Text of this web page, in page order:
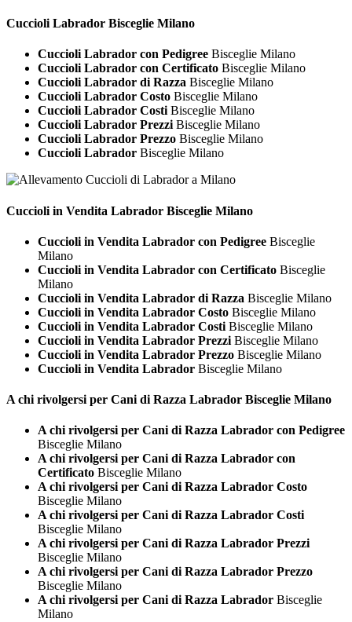
Cuccioli Labrador Bisceglie Milano
Cuccioli Labrador con Pedigree Bisceglie Milano
Cuccioli Labrador con Certificato Bisceglie Milano
Cuccioli Labrador di Razza Bisceglie Milano
Cuccioli Labrador Costo Bisceglie Milano
Cuccioli Labrador CostiBisceglie Milano
Cuccioli Labrador PrezziBisceglie Milano
Cuccioli Labrador Prezzo Bisceglie Milano
Cuccioli Labrador Bisceglie Milano
Cuccioli in Vendita Labrador Bisceglie Milano
Cuccioli in Vendita Labrador con Pedigree Bisceglie
Milano
Cuccioli in Vendita Labrador con Certificato Bisceglie
Milano
Cuccioli in Vendita Labrador di Razza Bisceglie Milano
Cuccioli in Vendita Labrador Costo Bisceglie Milano
Cuccioli in Vendita Labrador Costi Bisceglie Milano
Cuccioli in Vendita Labrador Prezzi Bisceglie Milano
Cuccioli in Vendita Labrador Prezzo Bisceglie Milano
Cuccioli in Vendita Labrador Bisceglie Milano
A chi rivolgersi per Cani di Razza Labrador Bisceglie Milano
A chi rivolgersi per Cani di Razza Labrador con Pedigree
Bisceglie Milano
A chi rivolgersi per Cani di Razza Labrador con
Certificato Bisceglie Milano
A chi rivolgersi per Cani di Razza Labrador Costo
Bisceglie Milano
A chi rivolgersi per Cani di Razza Labrador Costi
Bisceglie Milano
A chi rivolgersi per Cani di Razza Labrador Prezzi
Bisceglie Milano
A chi rivolgersi per Cani di Razza Labrador Prezzo
Bisceglie Milano
A chi rivolgersi per Cani di Razza Labrador Bisceglie
Milano